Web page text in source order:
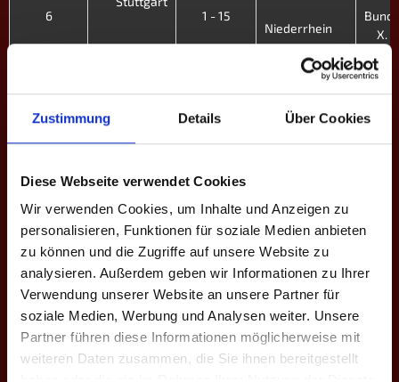
Zustimmung Details Über Cookies
Diese Webseite verwendet Cookies
Wir verwenden Cookies, um Inhalte und Anzeigen zu
personalisieren, Funktionen für soziale Medien anbieten
zu können und die Zugriffe auf unsere Website zu
analysieren. Außerdem geben wir Informationen zu Ihrer
Verwendung unserer Website an unsere Partner für
soziale Medien, Werbung und Analysen weiter. Unsere
Partner führen diese Informationen möglicherweise mit
weiteren Daten zusammen, die Sie ihnen bereitgestellt
6
1 - 15
Niederrhein
X.
Stuttgart
Stuttgart
1 Titans 15 - 1
9
Emmering
4 - 12
Stuttgart
Stuttgart
WMAB